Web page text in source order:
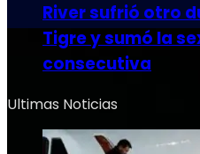
River sufrió otro
Tigre y sumó la
consecutiva
Ultimas Noticias